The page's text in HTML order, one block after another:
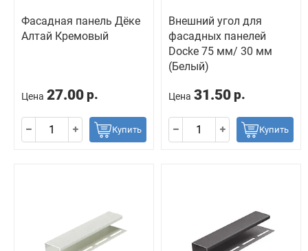
Фасадная панель Дёке
Алтай Кремовый
Цена 27.00 р.
Купить
Внешний угол для
фасадных панелей
Docke 75 мм/ 30 мм
(Белый)
Цена 31.50 р.
Купить